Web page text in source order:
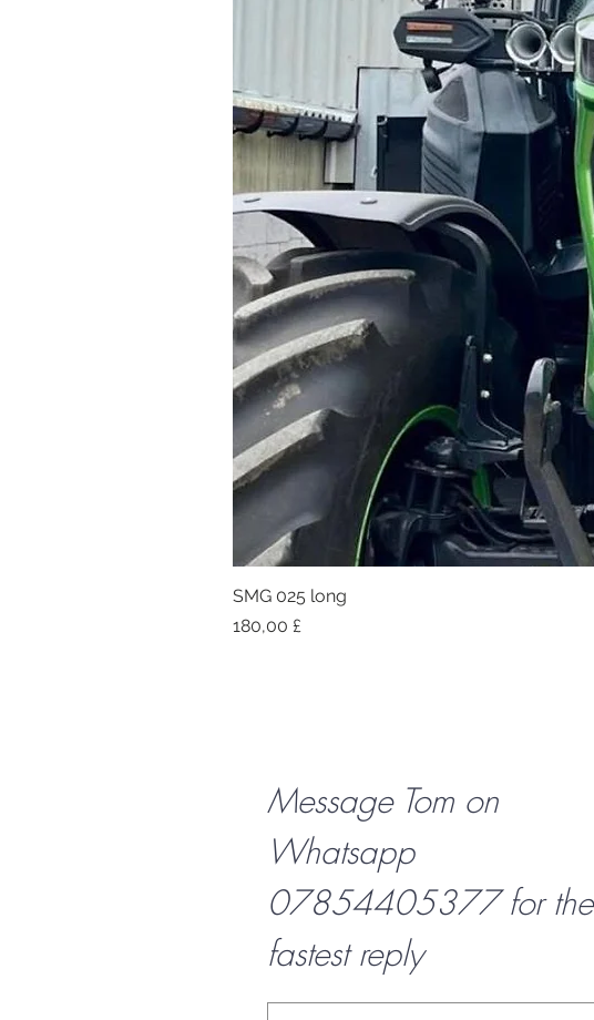
SMG 025 long
Preis
180,00 £
Message Tom on
Whatsapp
07854405377 for the
fastest reply